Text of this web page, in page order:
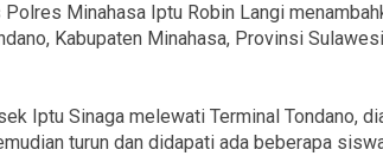
Polres Minahasa Iptu Robin Langi
Kabupaten Minahasa, Provinsi
Iptu Sinaga melewati Terminal Tondano,
turun dan didapati ada beberapa